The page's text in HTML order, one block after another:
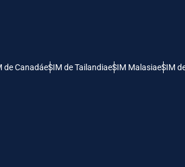
de CanadáeSIM de TailandiaeSIM MalasiaeSIM